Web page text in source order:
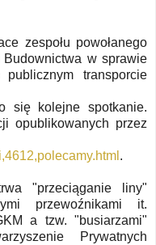
zespołu powołanego
Budownictwa w sprawie
transporcie
się kolejne spotkanie.
opublikowanych przez
.
"przeciąganie liny"
przewoźnikami it.
a tzw. "busiarzami"
Prywatnych